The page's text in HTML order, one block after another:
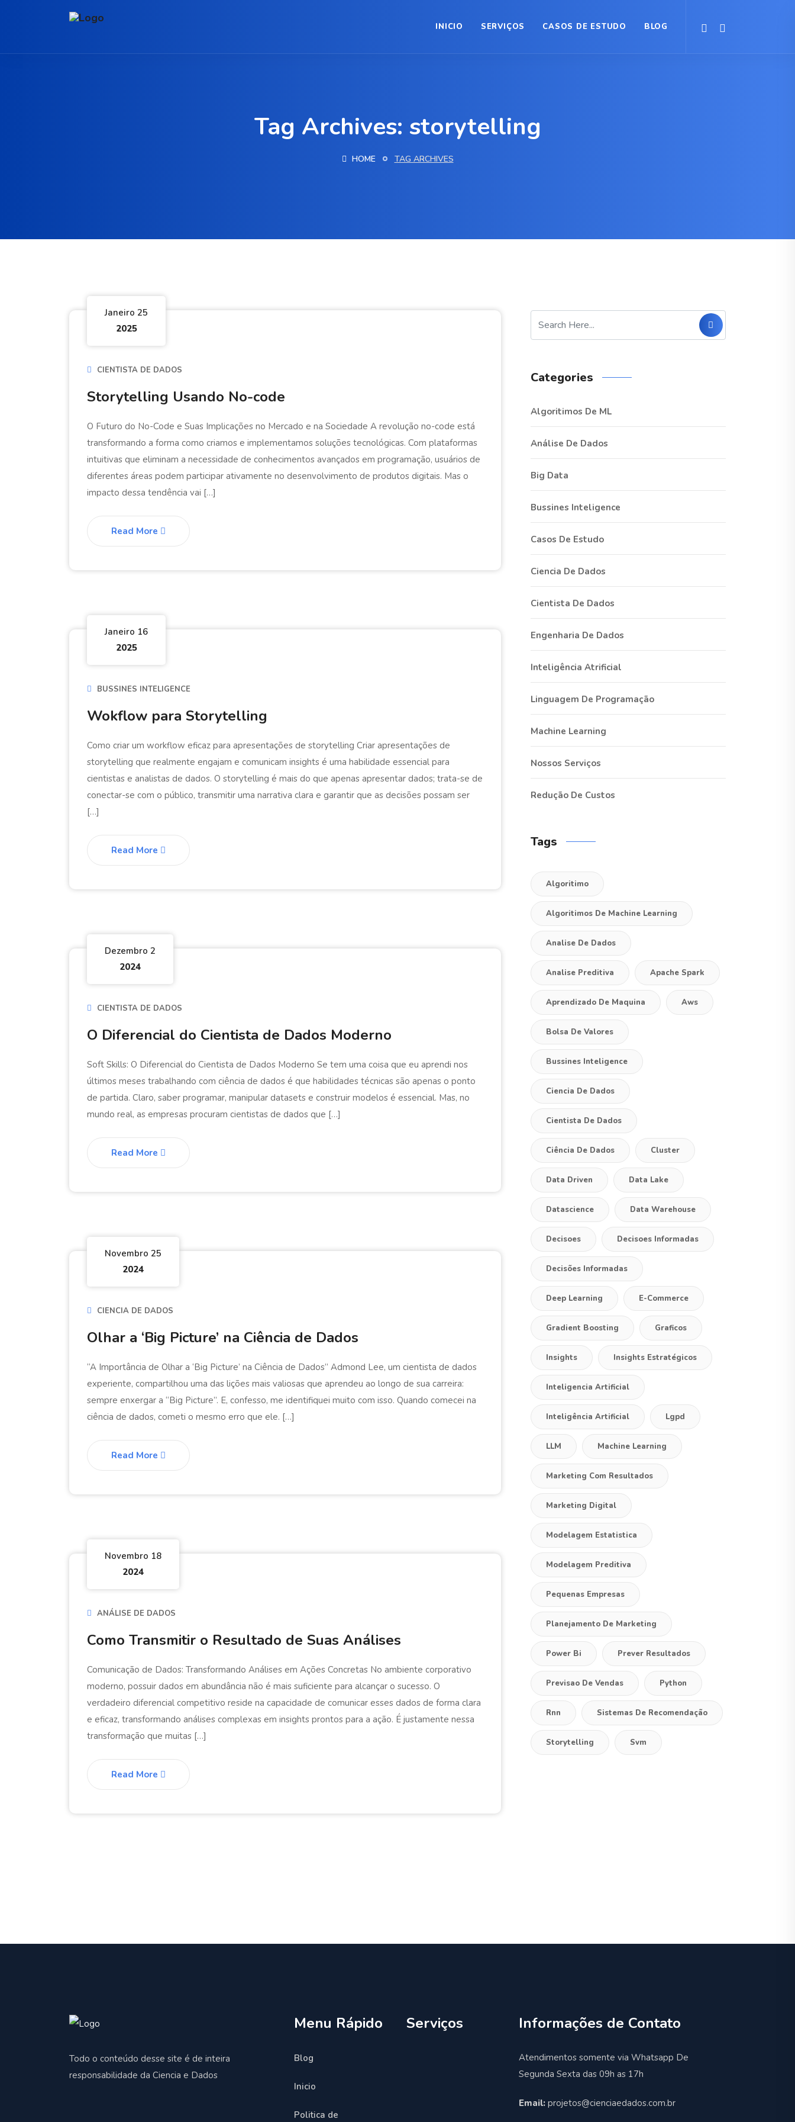
INICIO SERVIÇOS CASOS DE ESTUDO BLOG
Tag Archives: storytelling
HOME TAG ARCHIVES
Janeiro 25
2025
CIENTISTA DE DADOS
Storytelling Usando No-code
O Futuro do No-Code e Suas Implicações no Mercado e na Sociedade A revolução no-code está
transformando a forma como criamos e implementamos soluções tecnológicas. Com plataformas
intuitivas que eliminam a necessidade de conhecimentos avançados em programação, usuários de
diferentes áreas podem participar ativamente no desenvolvimento de produtos digitais. Mas o
impacto dessa tendência vai […]
Read More
Janeiro 16
2025
BUSSINES INTELIGENCE
Wokflow para Storytelling
Como criar um workflow eficaz para apresentações de storytelling Criar apresentações de
storytelling que realmente engajam e comunicam insights é uma habilidade essencial para
cientistas e analistas de dados. O storytelling é mais do que apenas apresentar dados; trata-se de
conectar-se com o público, transmitir uma narrativa clara e garantir que as decisões possam ser
[…]
Read More
Dezembro 2
2024
CIENTISTA DE DADOS
O Diferencial do Cientista de Dados Moderno
Soft Skills: O Diferencial do Cientista de Dados Moderno Se tem uma coisa que eu aprendi nos
últimos meses trabalhando com ciência de dados é que habilidades técnicas são apenas o ponto
de partida. Claro, saber programar, manipular datasets e construir modelos é essencial. Mas, no
mundo real, as empresas procuram cientistas de dados que […]
Read More
Novembro 25
2024
CIENCIA DE DADOS
Olhar a ‘Big Picture’ na Ciência de Dados
“A Importância de Olhar a ‘Big Picture’ na Ciência de Dados” Admond Lee, um cientista de dados
experiente, compartilhou uma das lições mais valiosas que aprendeu ao longo de sua carreira:
sempre enxergar a “Big Picture”. E, confesso, me identifiquei muito com isso. Quando comecei na
ciência de dados, cometi o mesmo erro que ele. […]
Read More
Novembro 18
2024
ANÁLISE DE DADOS
Como Transmitir o Resultado de Suas Análises
Comunicação de Dados: Transformando Análises em Ações Concretas No ambiente corporativo
moderno, possuir dados em abundância não é mais suficiente para alcançar o sucesso. O
verdadeiro diferencial competitivo reside na capacidade de comunicar esses dados de forma clara
e eficaz, transformando análises complexas em insights prontos para a ação. É justamente nessa
transformação que muitas […]
Read More
Categories
Algoritimos De ML
Análise De Dados
Big Data
Bussines Inteligence
Casos De Estudo
Ciencia De Dados
Cientista De Dados
Engenharia De Dados
Inteligência Atrificial
Linguagem De Programação
Machine Learning
Nossos Serviços
Redução De Custos
Tags
Algoritimo
Algoritimos De Machine Learning
Analise De Dados
Analise Preditiva Apache Spark
Aprendizado De Maquina Aws
Bolsa De Valores
Bussines Inteligence
Ciencia De Dados
Cientista De Dados
Ciência De Dados Cluster
Data Driven Data Lake
Datascience Data Warehouse
Decisoes Decisoes Informadas
Decisões Informadas
Deep Learning E-Commerce
Gradient Boosting Graficos
Insights Insights Estratégicos
Inteligencia Artificial
Inteligência Artificial Lgpd
LLM Machine Learning
Marketing Com Resultados
Marketing Digital
Modelagem Estatistica
Modelagem Preditiva
Pequenas Empresas
Planejamento De Marketing
Power Bi Prever Resultados
Previsao De Vendas Python
Rnn Sistemas De Recomendação
Storytelling Svm
Todo o conteúdo desse site é de inteira
responsabilidade da Ciencia e Dados
Menu Rápido
Blog
Inicio
Politica de
Serviços Informações de Contato
Atendimentos somente via Whatsapp De
Segunda Sexta das 09h as 17h
Email: projetos@cienciaedados.com.br